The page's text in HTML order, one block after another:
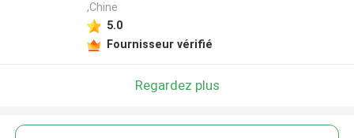
,Chine
5.0
Fournisseur vérifié
Regardez plus